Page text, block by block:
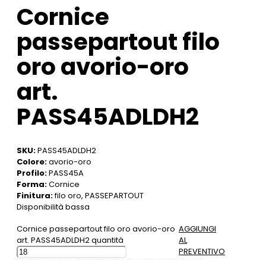
Cornice
passepartout filo
oro avorio-oro
art.
PASS45ADLDH2
SKU:PASS45ADLDH2
Colore:avorio-oro
Profilo:PASS45A
Forma:Cornice
Finitura:filo oro, PASSEPARTOUT
Disponibilità bassa
Cornice passepartout filo oro avorio-oro
art. PASS45ADLDH2 quantità
AGGIUNGI
AL
PREVENTIVO